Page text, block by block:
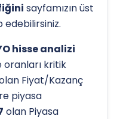
sayfamızın üst
edebilirsiniz.
hisse analizi
kritik
Fiyat/Kazanç
piyasa
olan Piyasa